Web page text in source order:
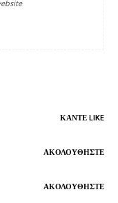
ΚΆΝΤΕ LIKE
ΑΚΟΛΟΥΘΉΣΤΕ
ΑΚΟΛΟΥΘΉΣΤΕ